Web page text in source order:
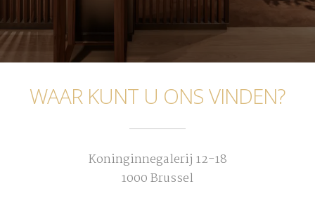
WAAR KUNT U ONS VINDEN?
Koninginnegalerij 12-18
1000 Brussel